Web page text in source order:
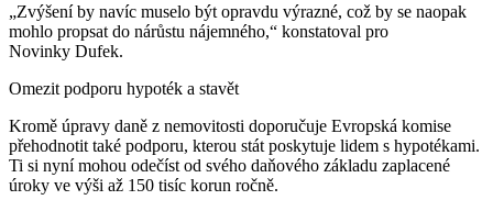
„Zvýšení by navíc muselo být opravdu výrazné, což by se naopak
mohlo propsat do nárůstu nájemného,“ konstatoval pro
Novinky Dufek.
Omezit podporu hypoték a stavět
Kromě úpravy daně z nemovitosti doporučuje Evropská komise
přehodnotit také podporu, kterou stát poskytuje lidem s hypotékami.
Ti si nyní mohou odečíst od svého daňového základu zaplacené
úroky ve výši až 150 tisíc korun ročně.